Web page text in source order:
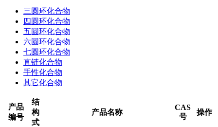
三圆环化合物
四圆环化合物
五圆环化合物
六圆环化合物
七圆环化合物
直链化合物
手性化合物
其它化合物
产品
编号
结
构
式
产品名称
CAS
号
操作